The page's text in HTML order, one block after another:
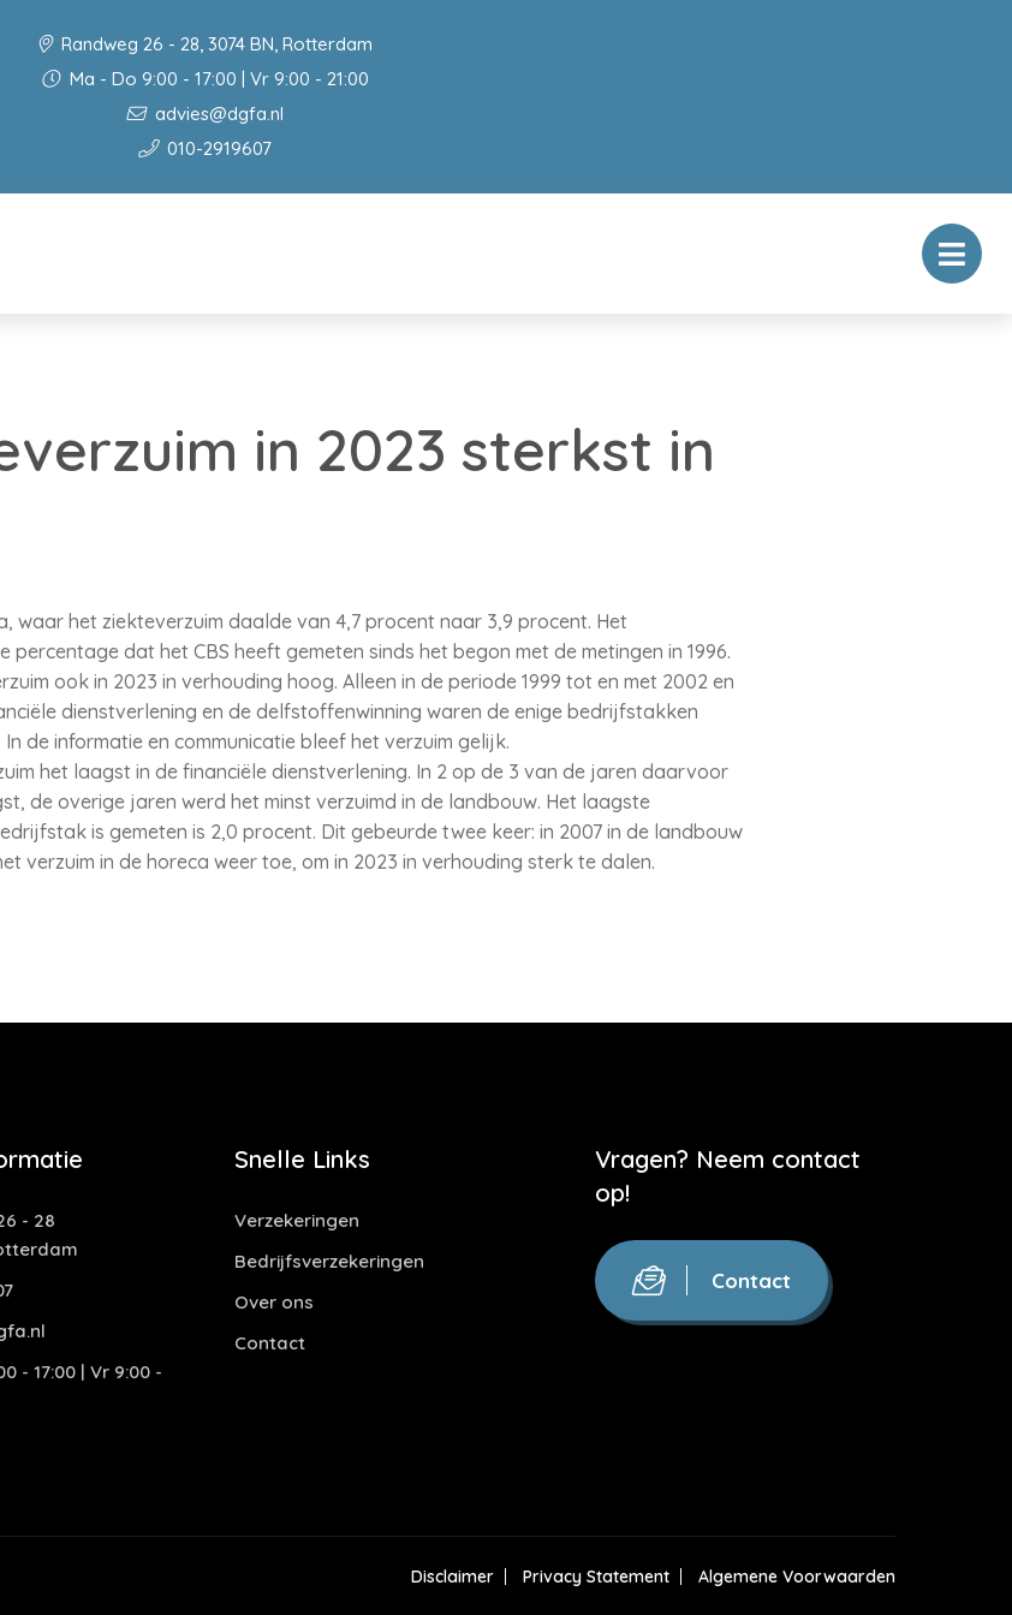
Randweg 26 - 28, 3074 BN, Rotterdam
Ma - Do 9:00 - 17:00 | Vr 9:00 - 21:00
advies@dgfa.nl
010-2919607
in 2023 sterkst in
waar het ziekteverzuim daalde van 4,7 procent naar 3,9 procent. Het
percentage dat het CBS heeft gemeten sinds het begon met de metingen in 1996.
ook in 2023 in verhouding hoog. Alleen in de periode 1999 tot en met 2002 en
dienstverlening en de delfstoffenwinning waren de enige bedrijfstakken
de informatie en communicatie bleef het verzuim gelijk.
het laagst in de financiële dienstverlening. In 2 op de 3 van de jaren daarvoor
de overige jaren werd het minst verzuimd in de landbouw. Het laagste
is gemeten is 2,0 procent. Dit gebeurde twee keer: in 2007 in de landbouw
verzuim in de horeca weer toe, om in 2023 in verhouding sterk te dalen.
- 28
- 17:00 | Vr 9:00 -
Snelle Links
Verzekeringen
Bedrijfsverzekeringen
Over ons
Contact
Vragen? Neem contact
op!
Contact
Disclaimer Privacy Statement Algemene Voorwaarden